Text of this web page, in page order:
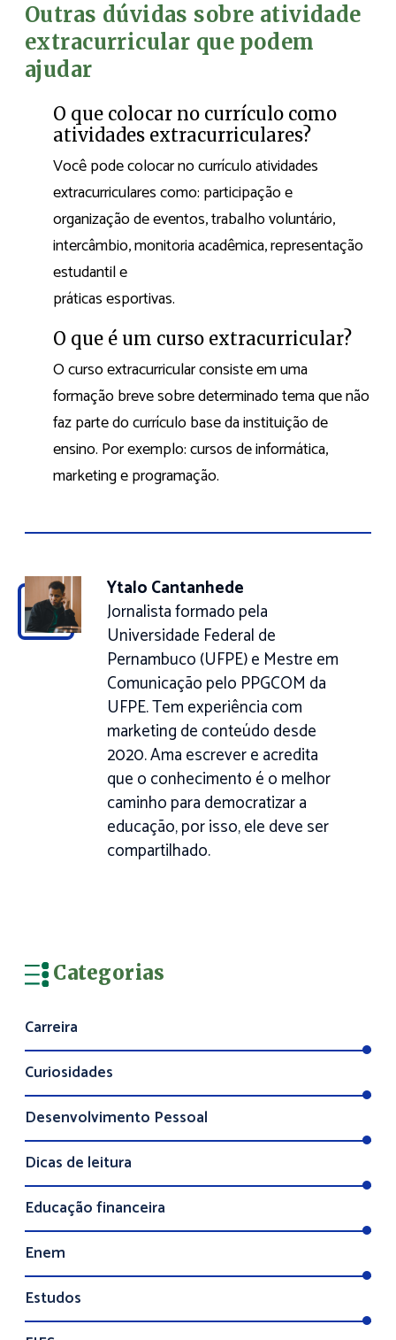
Outras dúvidas sobre atividade
extracurricular que podem
ajudar
O que colocar no currículo como
atividades extracurriculares?
Você pode colocar no currículo atividades
extracurriculares como: participação e
organização de eventos, trabalho voluntário,
intercâmbio, monitoria acadêmica, representação
estudantil e
práticas esportivas.
O que é um curso extracurricular?
O curso extracurricular consiste em uma
formação breve sobre determinado tema que não
faz parte do currículo base da instituição de
ensino. Por exemplo: cursos de informática,
marketing e programação.
Ytalo Cantanhede
Jornalista formado pela
Universidade Federal de
Pernambuco (UFPE) e Mestre em
Comunicação pelo PPGCOM da
UFPE. Tem experiência com
marketing de conteúdo desde
2020. Ama escrever e acredita
que o conhecimento é o melhor
caminho para democratizar a
educação, por isso, ele deve ser
compartilhado.
Categorias
Carreira
Curiosidades
Desenvolvimento Pessoal
Dicas de leitura
Educação financeira
Enem
Estudos